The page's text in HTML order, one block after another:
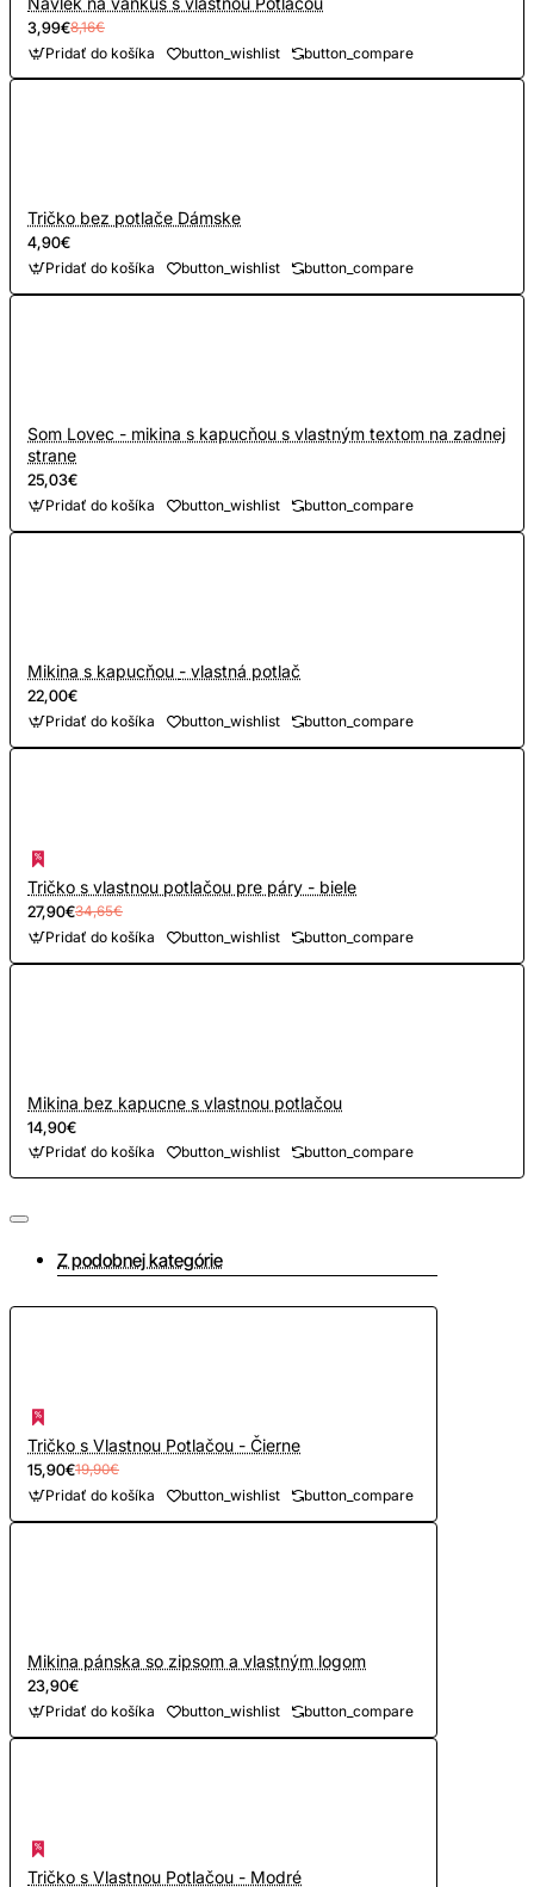
jeho tvarová stálosť. Výborný pomer kvality a ceny. Tričko je
vhodné na bežné nosenie, šport aj prácu. Na potlač
používame najnovšiu technológiu digitálnu
potlač DTF
Veľkostná tabuľka v cm.
len v základných farbách
3,99€8,16€
Pridať do košíka button_wishlist button_compare
Tričko bez potlače Dámske
4,90€
Pridať do košíka button_wishlist button_compare
Som Lovec - mikina s kapucňou s vlastným textom na zadnej
strane
25,03€
Pridať do košíka button_wishlist button_compare
Mikina s kapucňou - vlastná potlač
22,00€
Pridať do košíka button_wishlist button_compare
Tričko s vlastnou potlačou pre páry - biele
27,90€34,65€
Pridať do košíka button_wishlist button_compare
Mikina bez kapucne s vlastnou potlačou
14,90€
Pridať do košíka button_wishlist button_compare
Z podobnej kategórie
Tričko s Vlastnou Potlačou - Čierne
15,90€19,90€
Pridať do košíka button_wishlist button_compare
Mikina pánska so zipsom a vlastným logom
23,90€
Pridať do košíka button_wishlist button_compare
Tričko s Vlastnou Potlačou - Modré